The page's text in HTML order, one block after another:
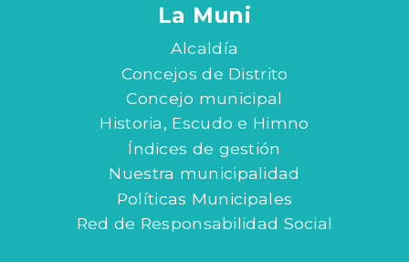
La Muni
Alcaldía
Concejos de Distrito
Concejo municipal
Historia, Escudo e Himno
Índices de gestión
Nuestra municipalidad
Políticas Municipales
Red de Responsabilidad Social